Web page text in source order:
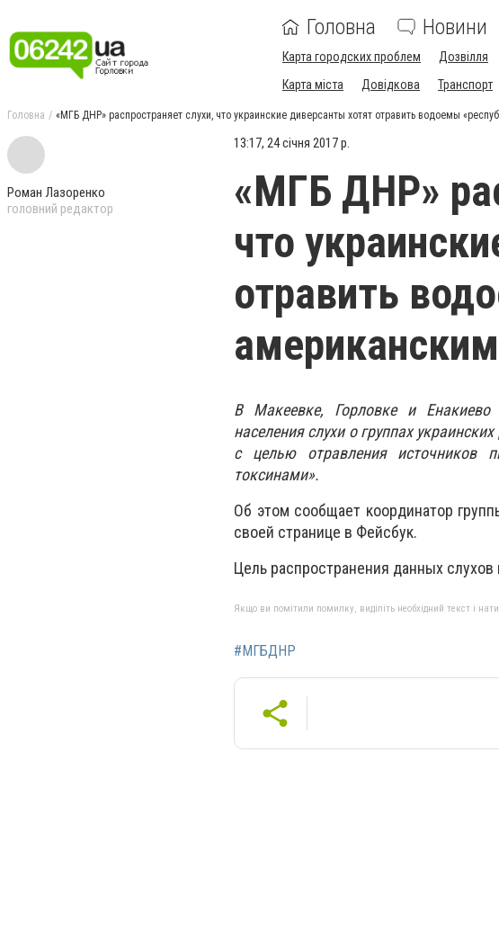
Головна Новини
Карта городских проблем Дозвілля
Карта міста
Довідкова Транспорт
Головна «МГБ ДНР» распространяет слухи, что украинские диверсанты хотят отравить водоемы
Роман Лазоренко
головний редактор
13:17, 24 січня 2017 р.
«МГБ ДНР»
что
отравить
В Макеевке, Горловке и Енакиево
населения слухи о группах
с целью отравления источников
токсинами».
Об этом сообщает координатор
своей странице в Фейсбук.
Цель распространения данных
Якщо ви помітили помилку, виділіть необхідний текст і
#МГБДНР